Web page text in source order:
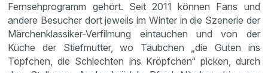
Fernsehprogramm gehört. Seit 2011 können Fans und
andere Besucher dort jeweils im Winter in die Szenerie der
Märchenklassiker-Verfilmung eintauchen und von der
Küche der Stiefmutter, wo Täubchen „die Guten ins
Töpfchen, die Schlechten ins Kröpfchen“ picken, durch